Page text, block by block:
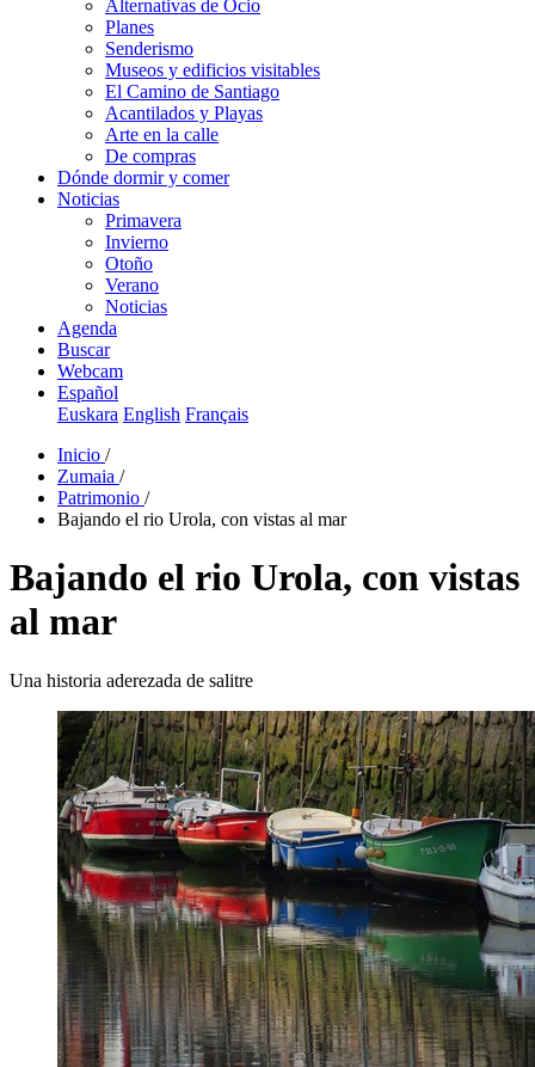
Alternativas de Ocio
Planes
Senderismo
Museos y edificios visitables
El Camino de Santiago
Acantilados y Playas
Arte en la calle
De compras
Dónde dormir y comer
Noticias
Primavera
Invierno
Otoño
Verano
Noticias
Agenda
Buscar
Webcam
Español
Euskara English Français
Inicio /
Zumaia /
Patrimonio /
Bajando el rio Urola, con vistas al mar
Bajando el rio Urola, con vistas
al mar
Una historia aderezada de salitre